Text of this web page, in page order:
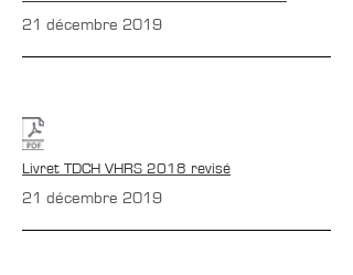
21 décembre 2019
Livret TDCH VHRS 2018 revisé
21 décembre 2019